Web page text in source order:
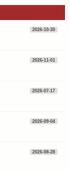
2026-10-30
2026-11-01
2026-07-17
2026-09-04
2026-08-28